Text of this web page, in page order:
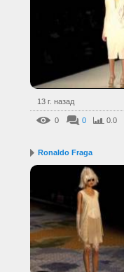
13 г. назад
0 0 0.0
Ronaldo Fraga